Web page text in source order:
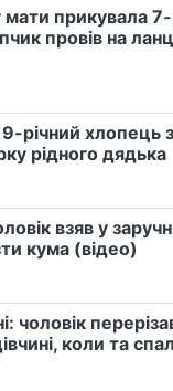
прикувала 7-
провів на
річний хлопець​
рідного дядька
взяв у
кума (відео)
чоловік
коли та